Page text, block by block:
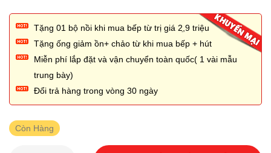
Tặng 01 bộ nồi khi mua bếp từ trị giá 2,̣9 triệu
Tặng ống giảm ồn+ chảo từ khi mua bếp + hút
Miễn phí lắp đặt và vận chuyển toàn quốc( 1 vài mẫu
trung bày)
Đổi trả hàng trong vòng 30 ngày
Còn Hàng